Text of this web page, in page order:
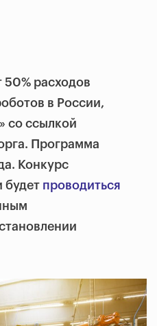
50% расходов
в России,
со ссылкой
Программа
Конкурс
будет проводиться